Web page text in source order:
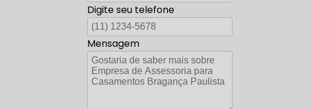
Digite seu telefone
Mensagem